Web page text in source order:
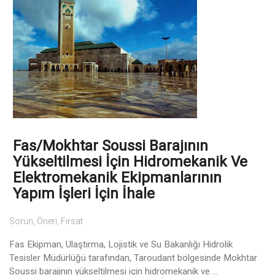
Fas/Mokhtar Soussi Barajının
Yükseltilmesi İçin Hidromekanik Ve
Elektromekanik Ekipmanlarının
Yapım İşleri İçin İhale
Sorun, Öneri, Fırsat
Fas Ekipman, Ulaştırma, Lojistik ve Su Bakanlığı Hidrolik
Tesisler Müdürlüğü tarafından, Taroudant bölgesinde Mokhtar
Soussi barajının yükseltilmesi için hidromekanik ve ...